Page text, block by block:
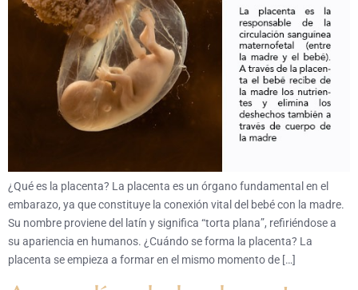
¿Qué es la placenta? La placenta es un órgano fundamental en el
embarazo, ya que constituye la conexión vital del bebé con la madre.
Su nombre proviene del latín y significa “torta plana”, refiriéndose a
su apariencia en humanos. ¿Cuándo se forma la placenta? La
placenta se empieza a formar en el mismo momento de […]